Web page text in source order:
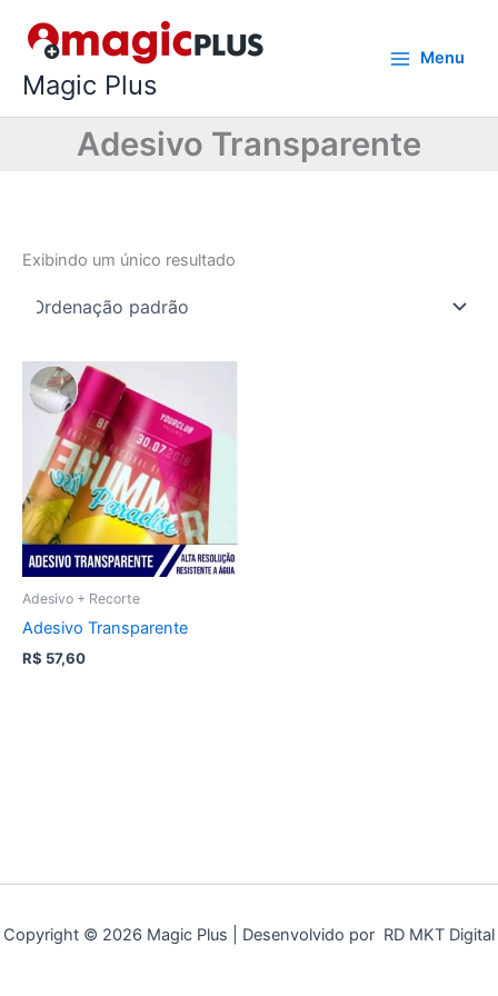
para
conteúdo
Magic Plus
Menu
Adesivo Transparente
Exibindo um único resultado
Adesivo + Recorte
Adesivo Transparente
R$ 57,60
Copyright © 2026 Magic Plus | Desenvolvido por RD MKT Digital